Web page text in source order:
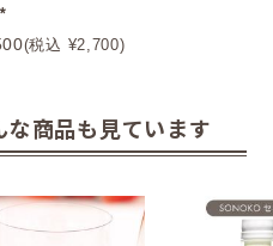
(税込 ¥2,700)
商品も見ています